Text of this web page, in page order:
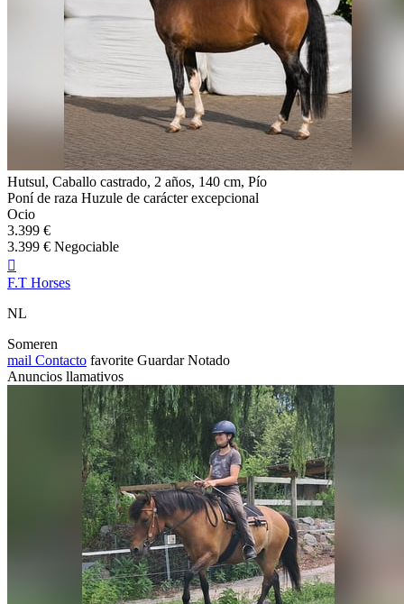
Hutsul, Caballo castrado, 2 años, 140 cm, Pío
Poní de raza Huzule de carácter excepcional
Ocio
3.399 €
3.399 € Negociable

F.T Horses
NL
Someren
mail Contacto favorite Guardar Notado
Anuncios llamativos